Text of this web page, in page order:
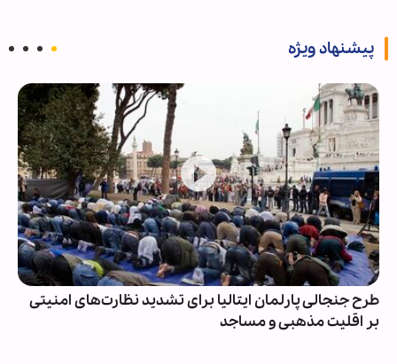
پیشنهاد ویژه
طرح جنجالی پارلمان ایتالیا برای تشدید نظارت‌های امنیتی
بر اقلیت‌ مذهبی و مساجد